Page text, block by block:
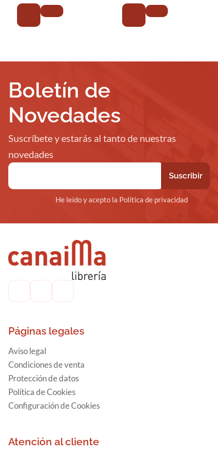
Boletín de
Novedades
Suscríbete y estarás al tanto de nuestras
novedades
He leído y acepto la Política de privacidad
Páginas legales
Aviso legal
Condiciones de venta
Protección de datos
Política de Cookies
Configuración de Cookies
Atención al cliente